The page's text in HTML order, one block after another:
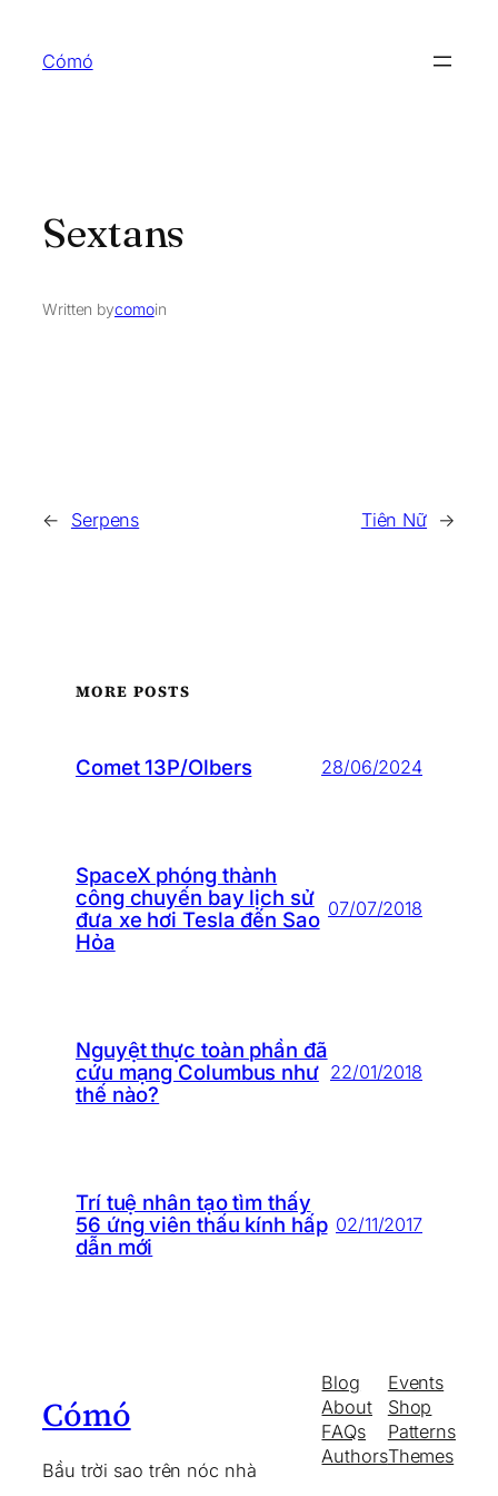
content
Cómó
Sextans
Written bycomoin
← Serpens Tiên Nữ →
MORE POSTS
Comet 13P/Olbers 28/06/2024
SpaceX phóng thành
công chuyến bay lịch sử
đưa xe hơi Tesla đến Sao
Hỏa
07/07/2018
Nguyệt thực toàn phần đã
cứu mạng Columbus như
thế nào?
22/01/2018
Trí tuệ nhân tạo tìm thấy
56 ứng viên thấu kính hấp
dẫn mới
02/11/2017
Cómó
Bầu trời sao trên nóc nhà
Blog
About
FAQs
Authors
Events
Shop
Patterns
Themes